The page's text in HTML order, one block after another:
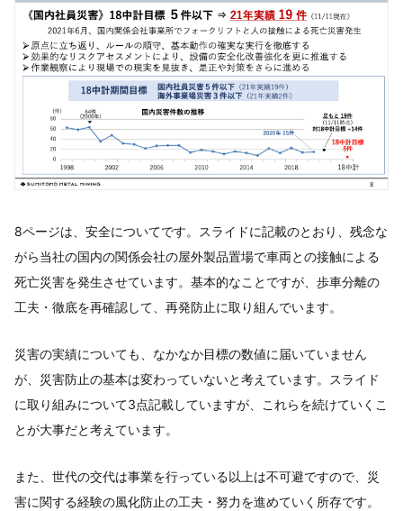
8ページは、安全についてです。スライドに記載のとおり、残念な
がら当社の国内の関係会社の屋外製品置場で車両との接触による
死亡災害を発生させています。基本的なことですが、歩車分離の
工夫・徹底を再確認して、再発防止に取り組んでいます。
災害の実績についても、なかなか目標の数値に届いていません
が、災害防止の基本は変わっていないと考えています。スライド
に取り組みについて3点記載していますが、これらを続けていくこ
とが大事だと考えています。
また、世代の交代は事業を行っている以上は不可避ですので、災
害に関する経験の風化防止の工夫・努力を進めていく所存です。